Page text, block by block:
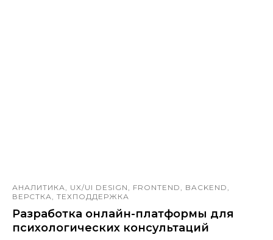
АНАЛИТИКА, UX/UI DESIGN, FRONTEND, BACKEND,
ВЕРСТКА, ТЕХПОДДЕРЖКА
Разработка онлайн-платформы для
психологических консультаций